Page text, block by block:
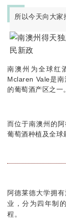
所以今天向大家
南澳州为全球红
Mclaren Vale是
的葡萄酒产区之一。
而位于南澳州的
葡萄酒种植及全球
阿德莱德大学拥
业，分为四年制
程。